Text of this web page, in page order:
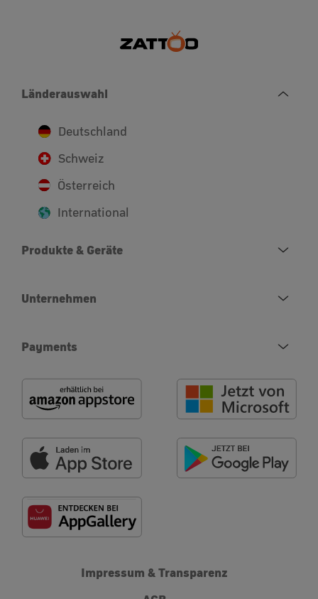
Länderauswahl
Deutschland
Schweiz
Österreich
International
Produkte & Geräte
Unternehmen
Payments
Impressum & Transparenz